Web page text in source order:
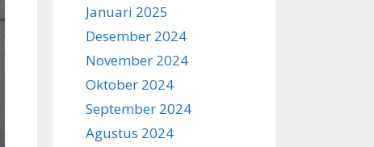
Januari 2025
Desember 2024
November 2024
Oktober 2024
September 2024
Agustus 2024